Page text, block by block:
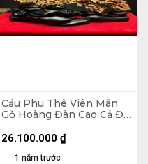
Cầu Phu Thê Viên Mãn
Gỗ Hoàng Đàn Cao Cả Đế
Riêng Tượng Cao 14 (cm)
1 năm trước
26.100.000 ₫